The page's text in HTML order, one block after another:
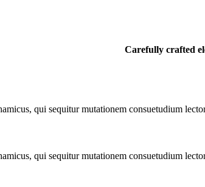
Carefully crafted
qui sequitur mutationem consuetudium
qui sequitur mutationem consuetudium